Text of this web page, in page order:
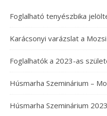
Foglalható tenyészbika
Karácsonyi varázslat a
Foglalhatók a 2023-as
Húsmarha Szeminárium –
Húsmarha Szeminárium 2023